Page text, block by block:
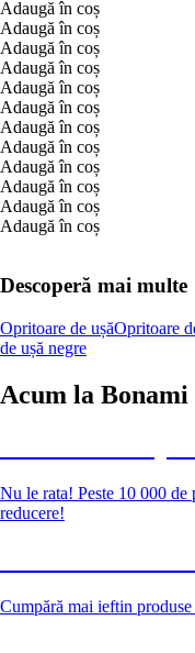
Adaugă în coș
Adaugă în coș
Adaugă în coș
Adaugă în coș
Adaugă în coș
Adaugă în coș
Adaugă în coș
Adaugă în coș
Adaugă în coș
Adaugă în coș
Adaugă în coș
Adaugă în coș
Descoperă mai multe
Opritoare de ușăOpritoare
de ușă negre
Acum la Bonami
Nu le rata! Peste 10 000 de
reducere!
Cumpără mai ieftin